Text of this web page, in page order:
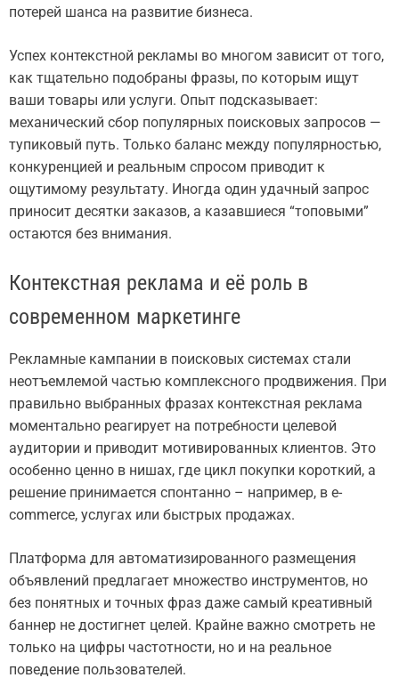
потерей шанса на развитие бизнеса.
Успех контекстной рекламы во многом зависит от того,
как тщательно подобраны фразы, по которым ищут
ваши товары или услуги. Опыт подсказывает:
механический сбор популярных поисковых запросов —
тупиковый путь. Только баланс между популярностью,
конкуренцией и реальным спросом приводит к
ощутимому результату. Иногда один удачный запрос
приносит десятки заказов, а казавшиеся “топовыми”
остаются без внимания.
Контекстная реклама и её роль в
современном маркетинге
Рекламные кампании в поисковых системах стали
неотъемлемой частью комплексного продвижения. При
правильно выбранных фразах контекстная реклама
моментально реагирует на потребности целевой
аудитории и приводит мотивированных клиентов. Это
особенно ценно в нишах, где цикл покупки короткий, а
решение принимается спонтанно – например, в e-
commerce, услугах или быстрых продажах.
Платформа для автоматизированного размещения
объявлений предлагает множество инструментов, но
без понятных и точных фраз даже самый креативный
баннер не достигнет целей. Крайне важно смотреть не
только на цифры частотности, но и на реальное
поведение пользователей.